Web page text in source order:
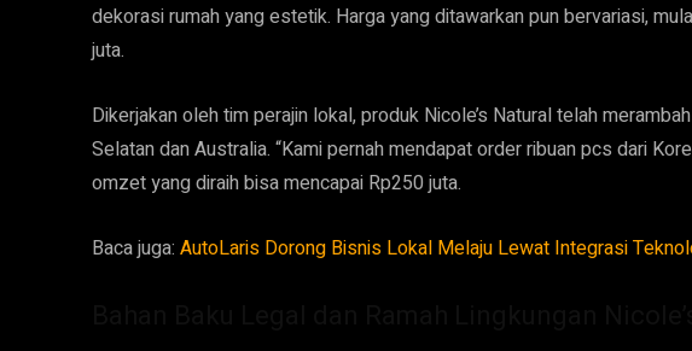
dekorasi rumah yang estetik. Harga yang ditawarkan pun bervariasi,
juta.
Dikerjakan oleh tim perajin lokal, produk Nicole’s Natural telah
Selatan dan Australia. “Kami pernah mendapat order ribuan pcs dari
omzet yang diraih bisa mencapai Rp250 juta.
Baca juga: AutoLaris Dorong Bisnis Lokal Melaju Lewat Integrasi